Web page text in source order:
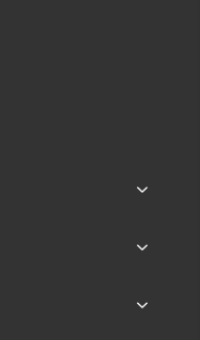
+
+
+